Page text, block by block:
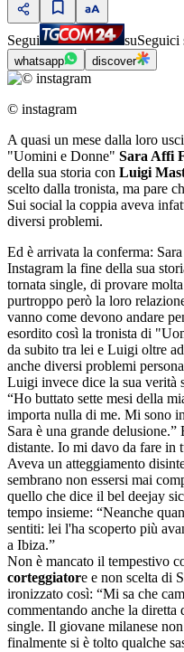
Segui suSeguici
whatsapp discover
© instagram
A quasi un mese dalla loro
"Uomini e Donne" Sara Affi
della sua storia con Luigi
scelto dalla tronista, ma pare
Sui social la coppia aveva
diversi problemi.
Ed è arrivata la conferma:
Instagram la fine della sua
tornata single, di provare
purtroppo però la loro
vanno come devono andare
esordito così la tronista di
da subito tra lei e Luigi oltre
anche diversi problemi
Luigi invece dice la sua
“Ho buttato sette mesi della
importa nulla di me. Mi sono
Sara è una grande delusione.”
distante. Io mi davo da fare in
Aveva un atteggiamento
sembrano non essersi mai
quello che dice il bel deejay
tempo insieme: “Neanche
sentiti: lei l'ha scoperto più
a Ibiza.”
Non è mancato il tempestivo
corteggiatore e non scelta di
ironizzato così: “Mi sa che
commentando anche la diretta
single. Il giovane milanese
finalmente si è tolto qualche